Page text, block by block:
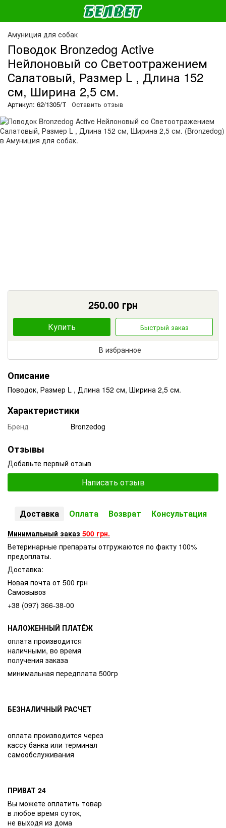
Амуниция для собак
Поводок Bronzedog Active
Нейлоновый со Светоотражением
Салатовый, Размер L , Длина 152
см, Ширина 2,5 см.
Артикул: 62/1305/Т Оставить отзыв
250.00 грн
Купить Быстрый заказ
В избранное
Описание
Поводок, Размер L , Длина 152 см, Ширина 2,5 см.
Характеристики
Бренд Bronzedog
Отзывы
Добавьте первый отзыв
Написать отзыв
Доставка Оплата Возврат Консультация
Минимальный заказ 500 грн.
Ветеринарные препараты отгружаются по факту 100%
предоплаты.
Доставка:
Новая почта от 500 грн
Самовывоз
+38 (097) 366-38-00
НАЛОЖЕННЫЙ ПЛАТЁЖ
оплата производится
наличными, во время
получения заказа
минимальная передплата 500гр
БЕЗНАЛИЧНЫЙ РАСЧЕТ
оплата производится через
кассу банка или терминал
самообслуживания
ПРИВАТ 24
Вы можете оплатить товар
в любое время суток,
не выходя из дома